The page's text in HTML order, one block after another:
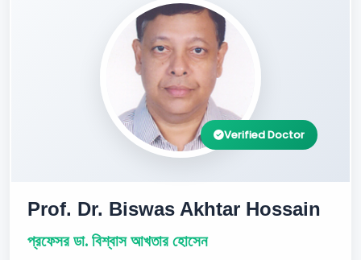
Verified Doctor
Prof. Dr. Biswas Akhtar Hossain
প্রফেসর ডা. বিশ্বাস আখতার হোসেন